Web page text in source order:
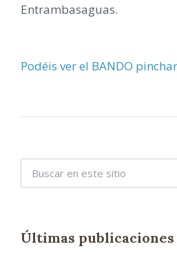
Entrambasaguas.
Podéis ver el BANDO
Últimas publicaciones